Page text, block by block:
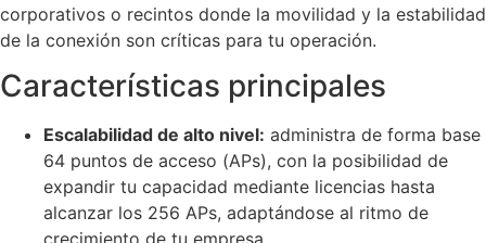
corporativos o recintos donde la movilidad y la estabilidad
de la conexión son críticas para tu operación.
Características principales
Escalabilidad de alto nivel: administra de forma base
64 puntos de acceso (APs), con la posibilidad de
expandir tu capacidad mediante licencias hasta
alcanzar los 256 APs, adaptándose al ritmo de